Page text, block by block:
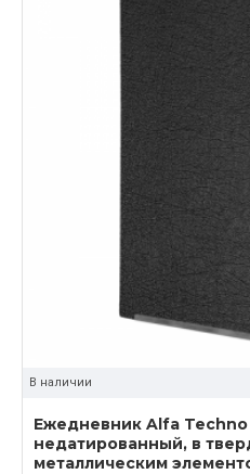
В наличии
Ежедневник Alfa
недатированный, в
металлическим